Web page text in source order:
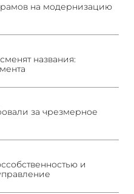
на модернизацию
названия:
за чрезмерное
и